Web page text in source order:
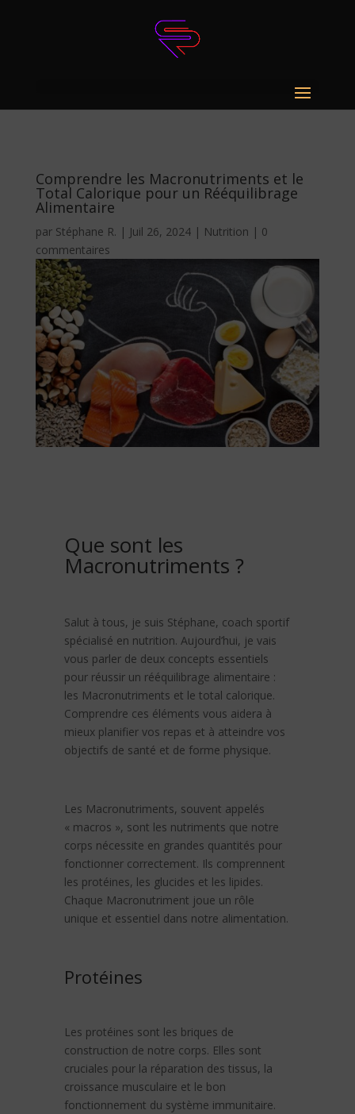
Comprendre les Macronutriments et le
Total Calorique pour un Rééquilibrage
Alimentaire
par Stéphane R. | Juil 26, 2024| Nutrition | 0
commentaires
Que sont les
Macronutriments ?
Salut à tous, je suis Stéphane, coach sportif
spécialisé en nutrition. Aujourd’hui, je vais
vous parler de deux concepts essentiels
pour réussir un rééquilibrage alimentaire :
les Macronutriments et le total calorique.
Comprendre ces éléments vous aidera à
mieux planifier vos repas et à atteindre vos
objectifs de santé et de forme physique.
Les Macronutriments, souvent appelés
« macros », sont les nutriments que notre
corps nécessite en grandes quantités pour
fonctionner correctement. Ils comprennent
les protéines, les glucides et les lipides.
Chaque Macronutriment joue un rôle
unique et essentiel dans notre alimentation.
Protéines
Les protéines sont les briques de
construction de notre corps. Elles sont
cruciales pour la réparation des tissus, la
croissance musculaire et le bon
fonctionnement du système immunitaire.